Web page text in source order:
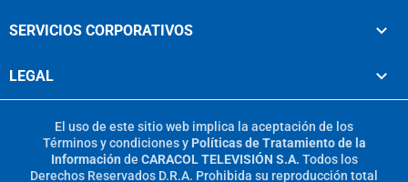
SERVICIOS CORPORATIVOS
LEGAL
El uso de este sitio web implica la aceptación de los
Términos y condicionesy Políticas de Tratamiento de la
Información de CARACOL TELEVISIÓN S.A. Todos los
Derechos Reservados D.R.A. Prohibida su reproducción total